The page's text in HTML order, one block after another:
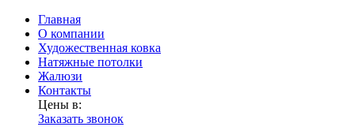
Главная
О компании
Художественная ковка
Натяжные потолки
Жалюзи
Контакты
Цены в:
Заказать звонок